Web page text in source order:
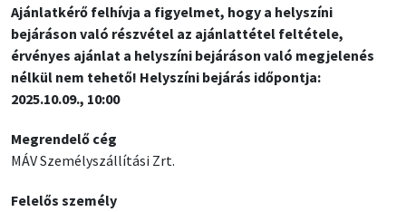
Ajánlatkérő felhívja a figyelmet, hogy a helyszíni
bejáráson való részvétel az ajánlattétel feltétele,
érvényes ajánlat a helyszíni bejáráson való megjelenés
nélkül nem tehető! Helyszíni bejárás időpontja:
2025.10.09., 10:00
Megrendelő cég
MÁV Személyszállítási Zrt.
Felelős személy